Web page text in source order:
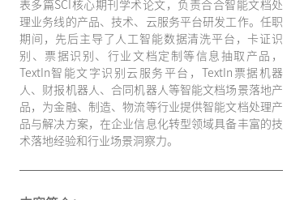
表多篇SCI核心期刊学术论文，负责合合智能文档处
理业务线的产品、技术、云服务平台研发工作。任职
期间，先后主导了人工智能数据清洗平台，卡证识
别、票据识别、行业文档定制等信息抽取产品，
TextIn智能文字识别云服务平台，TextIn票据机器
人、财报机器人、合同机器人等智能文档场景落地产
品，为金融、制造、物流等行业提供智能文档处理产
品与解决方案，在企业信息化转型领域具备丰富的技
术落地经验和行业场景洞察力。